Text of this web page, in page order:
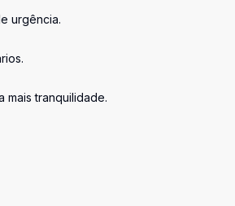
urgência.
mais tranquilidade.